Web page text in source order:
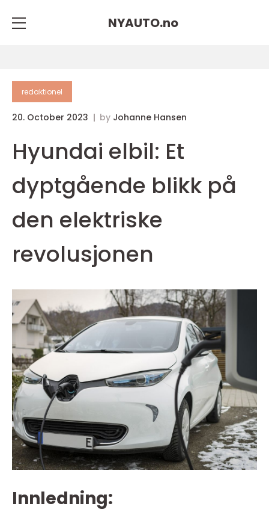
NYAUTO.no
redaktionel
20. October 2023 by Johanne Hansen
Hyundai elbil: Et
dyptgående blikk på
den elektriske
revolusjonen
Innledning: